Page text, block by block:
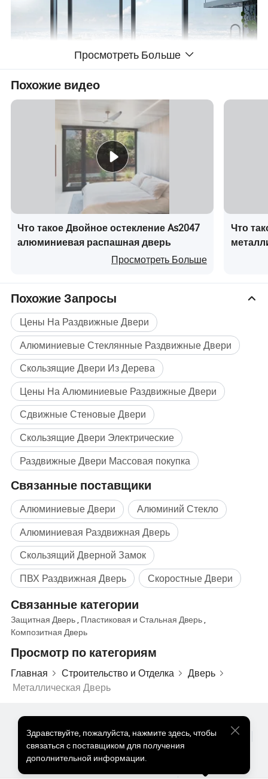
Штабелирование скользящих
дверей
Просмотреть Больше
Похожие видео
Что такое Двойное остекление As2047
алюминиевая распашная дверь
Просмотреть Больше
Что
Похожие Запросы
Цены На Раздвижные Двери
Алюминиевые Стеклянные Раздвижные Двери
Скользящие Двери Из Дерева
Цены На Алюминиевые Раздвижные Двери
Сдвижные Стеновые Двери
Скользящие Двери Электрические
Раздвижные Двери Массовая покупка
Связанные поставщики
Алюминиевые Двери
Алюминий Стекло
Алюминиевая Раздвижная Дверь
Скользящий Дверной Замок
ПВХ Раздвижная Дверь
Скоростные Двери
Связанные категории
Защитная Дверь, Пластиковая и Стальная Дверь,
Композитная Дверь
Просмотр по категориям
Главная Строительство и Отделка
Дверь
Металлическая Дверь
Здравствуйте, пожалуйста, нажмите здесь, чтобы
связаться с поставщиком для получения
дополнительной информации.
Оптом Горячие Товары
Звездный покупатель
ПК Сайт
Информация
Пользовательское соглашение